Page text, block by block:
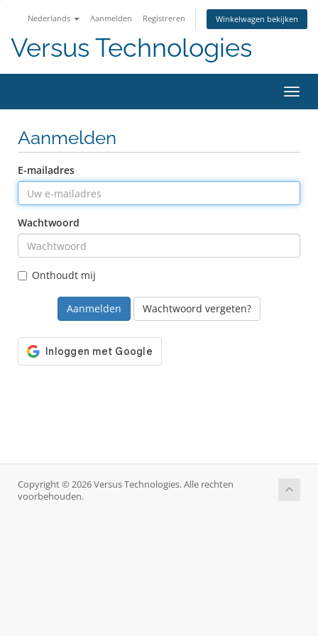
Nederlands Aanmelden Registreren Winkelwagen bekijken
Versus Technologies
in-/
Aanmelden
E-mailadres
Wachtwoord
Onthoudt mij
Wachtwoord vergeten?
Copyright © 2026 Versus Technologies. Alle rechten
voorbehouden.